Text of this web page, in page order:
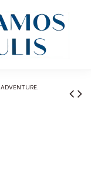
ADVENTURE.